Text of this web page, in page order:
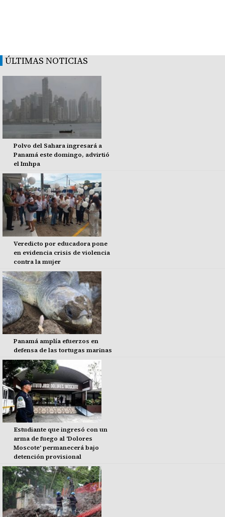
ÚLTIMAS NOTICIAS
Polvo del Sahara ingresará a
Panamá este domingo, advirtió
el Imhpa
Veredicto por educadora pone
en evidencia crisis de violencia
contra la mujer
Panamá amplía efuerzos en
defensa de las tortugas marinas
Estudiante que ingresó con un
arma de fuego al 'Dolores
Moscote' permanecerá bajo
detención provisional